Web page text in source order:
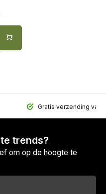
Gratis verzending
trends?
om op de hoogte te